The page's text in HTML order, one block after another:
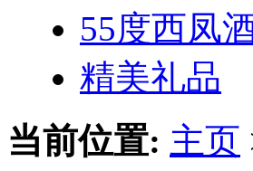
55度西凤
精美礼品
当前位置: 主页